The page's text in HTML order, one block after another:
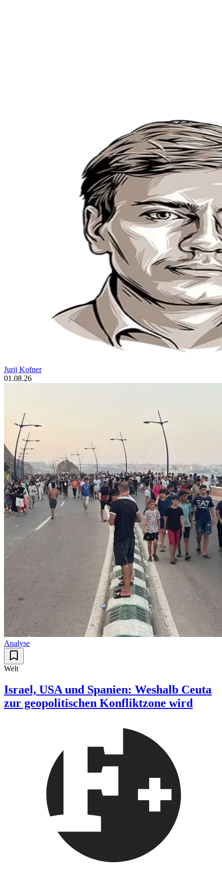
Jurij Kofner
01.08.26
Analyse
Welt
Israel, USA und Spanien: Weshalb Ceuta
zur geopolitischen Konfliktzone wird